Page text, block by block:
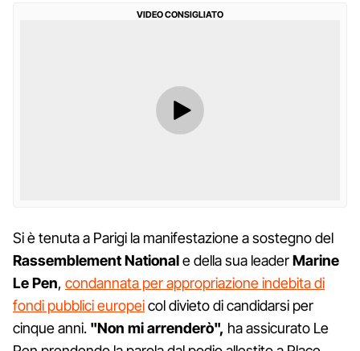
VIDEO CONSIGLIATO
Si è tenuta a Parigi la manifestazione a sostegno del
Rassemblement Nationale della sua leaderMarine
Le Pen, condannata per appropriazione indebita di
fondi pubblici europeicol divieto di candidarsi per
cinque anni. "Non mi arrenderò", ha assicurato Le